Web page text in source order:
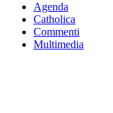
Agenda
Catholica
Commenti
Multimedia